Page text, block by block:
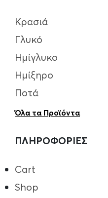
Κρασιά
Γλυκό
Ημίγλυκο
Ημίξηρο
Ποτά
Όλα τα Προϊόντα
ΠΛΗΡΟΦΟΡΙΕΣ
Cart
Shop